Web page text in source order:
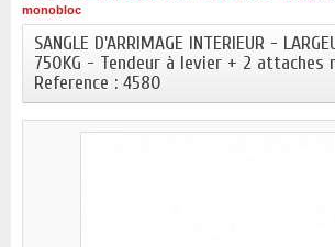
monobloc
SANGLE D'ARRIMAGE INTERIEUR -
750KG - Tendeur à levier + 2 attaches
Reference : 4580